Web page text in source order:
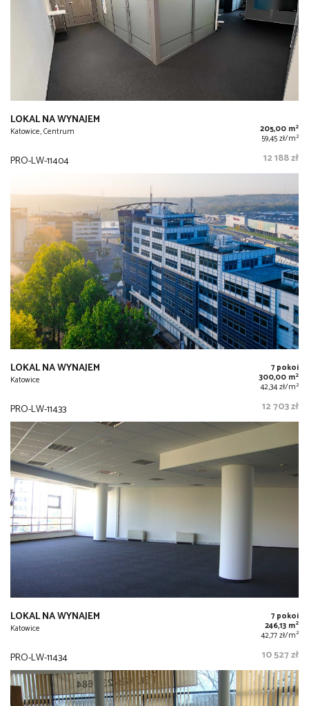
LOKAL NA WYNAJEM
Katowice, Centrum 205,00 m2
59,45 zł/m2
PRO-LW-11404 12 188 zł
LOKAL NA WYNAJEM
Katowice
7 pokoi
300,00 m2
42,34 zł/m2
PRO-LW-11433 12 703 zł
LOKAL NA WYNAJEM
Katowice
7 pokoi
246,13 m2
42,77 zł/m2
PRO-LW-11434 10 527 zł